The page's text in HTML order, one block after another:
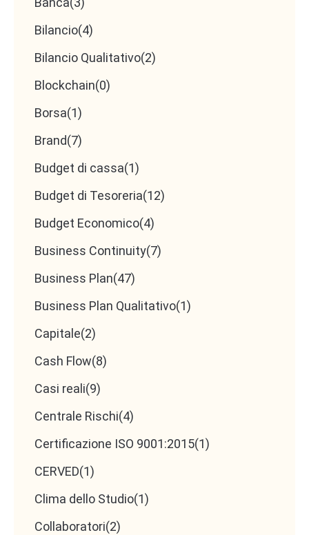
Bilancio(4)
Bilancio Qualitativo(2)
Blockchain(0)
Borsa(1)
Brand(7)
Budget di cassa(1)
Budget di Tesoreria(12)
Budget Economico(4)
Business Continuity(7)
Business Plan(47)
Business Plan Qualitativo(1)
Capitale(2)
Cash Flow(8)
Casi reali(9)
Centrale Rischi(4)
Certificazione ISO 9001:2015(1)
CERVED(1)
Clima dello Studio(1)
Collaboratori(2)